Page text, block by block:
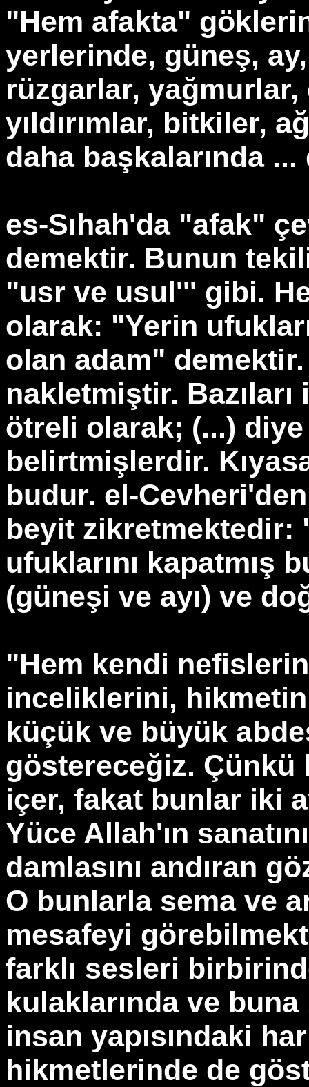
"Hem afakta"
yerlerinde, güneş,
rüzgarlar,
yıldırımlar, bitkiler,
daha başkalarında
es-Sıhah'da "afak"
demektir. Bunun
"usr ve usul''' gibi.
olarak: "Yerin
olan adam"
nakletmiştir.
ötreli olarak; (...)
belirtmişlerdir.
budur. el-
beyit zikretmektedir:
ufuklarını kapatmış
(güneşi ve ayı) ve
"Hem kendi
inceliklerini,
küçük ve büyük
göstereceğiz.
içer, fakat bunlar iki
Yüce Allah'ın
damlasını andıran
O bunlarla sema ve
mesafeyi
farklı sesleri
kulaklarında ve
insan yapısındaki
hikmetlerinde de